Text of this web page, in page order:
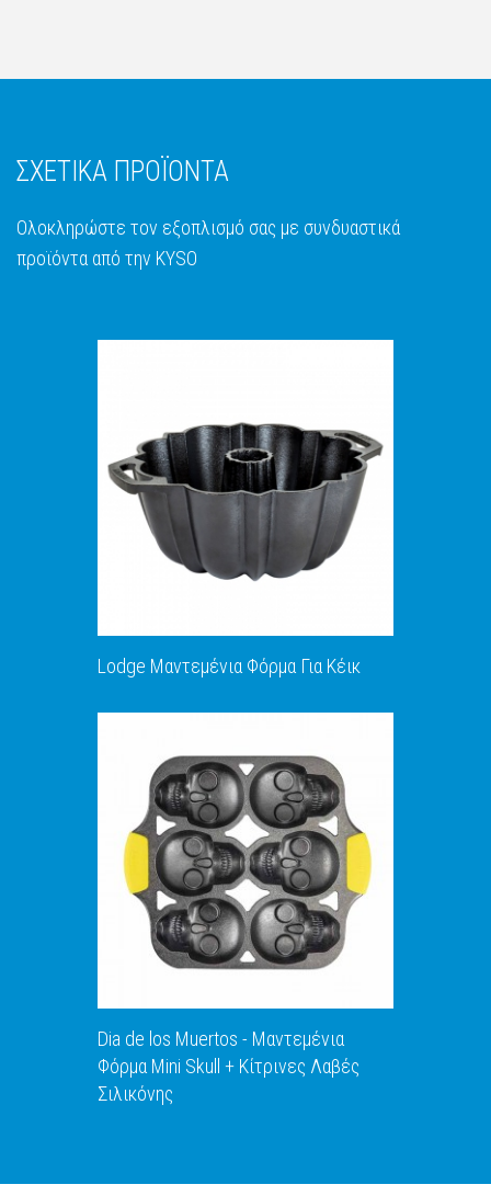
ΣΧΕΤΙΚΑ ΠΡΟΪΟΝΤΑ
Ολοκληρώστε τον εξοπλισμό σας με συνδυαστικά
προϊόντα από την KYSO
ΑΝΑΚΑΛΥΨΕ ΤΟ
Lodge Μαντεμένια Φόρμα Για Κέικ
Dia de los Muertos - Μαντεμένια
Φόρμα Mini Skull + Κίτρινες Λαβές
Σιλικόνης